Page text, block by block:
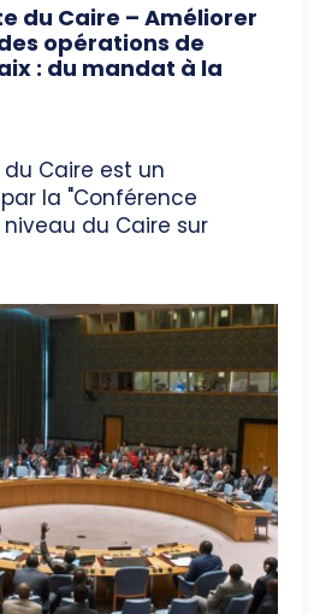
du Caire – Améliorer
opérations de
: du mandat à la
Caire est un
la "Conférence
du Caire sur